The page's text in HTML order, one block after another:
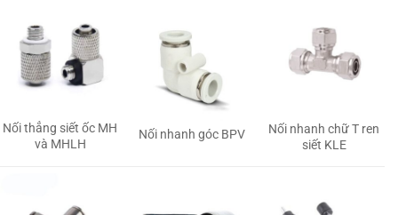
Nối thẳng siết ốc MH
và MHLH
Nối nhanh góc BPV
Nối nhanh chữ T ren
siết KLE